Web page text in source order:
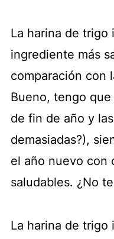
La harina de trigo
ingrediente más
comparación con
Bueno, tengo
de fin de año y
demasiadas?),
el año nuevo con
saludables. ¿No
La harina de